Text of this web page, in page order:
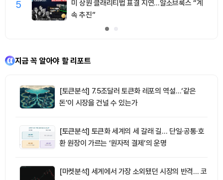
5
미 상원 클래리티법 표결 지연…알소브룩스 “계
속 추진”
지금 꼭 알아야 할 리포트
[토큰분석] 7.5조달러 토큰화 레포의 역설…‘같은
돈’이 시장을 건널 수 있는가
[토큰분석] 토큰화 세계의 세 갈래 길… 단일·공통·호
환 원장이 가르는 ‘원자적 결제’의 운명
[마켓분석] 세계에서 가장 소외됐던 시장의 반격… 코